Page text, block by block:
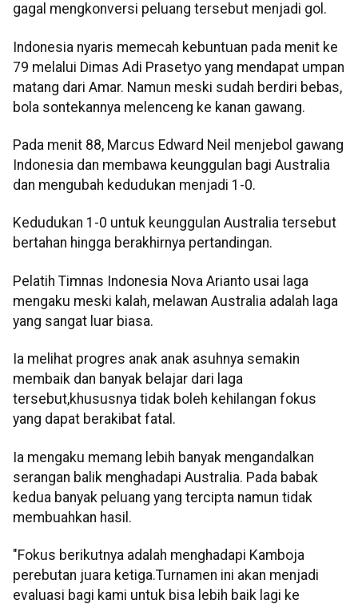
gagal mengkonversi peluang tersebut menjadi gol.
Indonesia nyaris memecah kebuntuan pada menit ke
79 melalui Dimas Adi Prasetyo yang mendapat umpan
matang dari Amar. Namun meski sudah berdiri bebas,
bola sontekannya melenceng ke kanan gawang.
Pada menit 88, Marcus Edward Neil menjebol gawang
Indonesia dan membawa keunggulan bagi Australia
dan mengubah kedudukan menjadi 1-0.
Kedudukan 1-0 untuk keunggulan Australia tersebut
bertahan hingga berakhirnya pertandingan.
Pelatih Timnas Indonesia Nova Arianto usai laga
mengaku meski kalah, melawan Australia adalah laga
yang sangat luar biasa.
Ia melihat progres anak anak asuhnya semakin
membaik dan banyak belajar dari laga
tersebut,khususnya tidak boleh kehilangan fokus
yang dapat berakibat fatal.
Ia mengaku memang lebih banyak mengandalkan
serangan balik menghadapi Australia. Pada babak
kedua banyak peluang yang tercipta namun tidak
membuahkan hasil.
"Fokus berikutnya adalah menghadapi Kamboja
perebutan juara ketiga.Turnamen ini akan menjadi
evaluasi bagi kami untuk bisa lebih baik lagi ke